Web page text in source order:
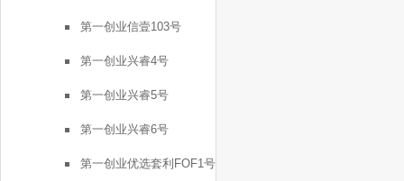
第一创业信壹103号
第一创业兴睿4号
第一创业兴睿5号
第一创业兴睿6号
第一创业优选套利FOF1号